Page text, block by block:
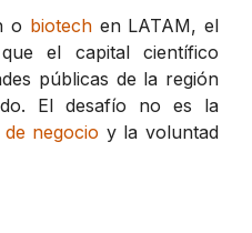
o biotechen LATAM, el
el capital científico
públicas de la región
El desafío no es la
negocio y la voluntad